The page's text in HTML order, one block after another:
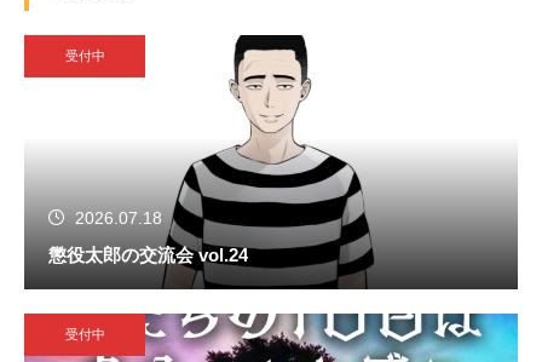
受付中
2026.07.18
懲役太郎の交流会 vol.24
受付中